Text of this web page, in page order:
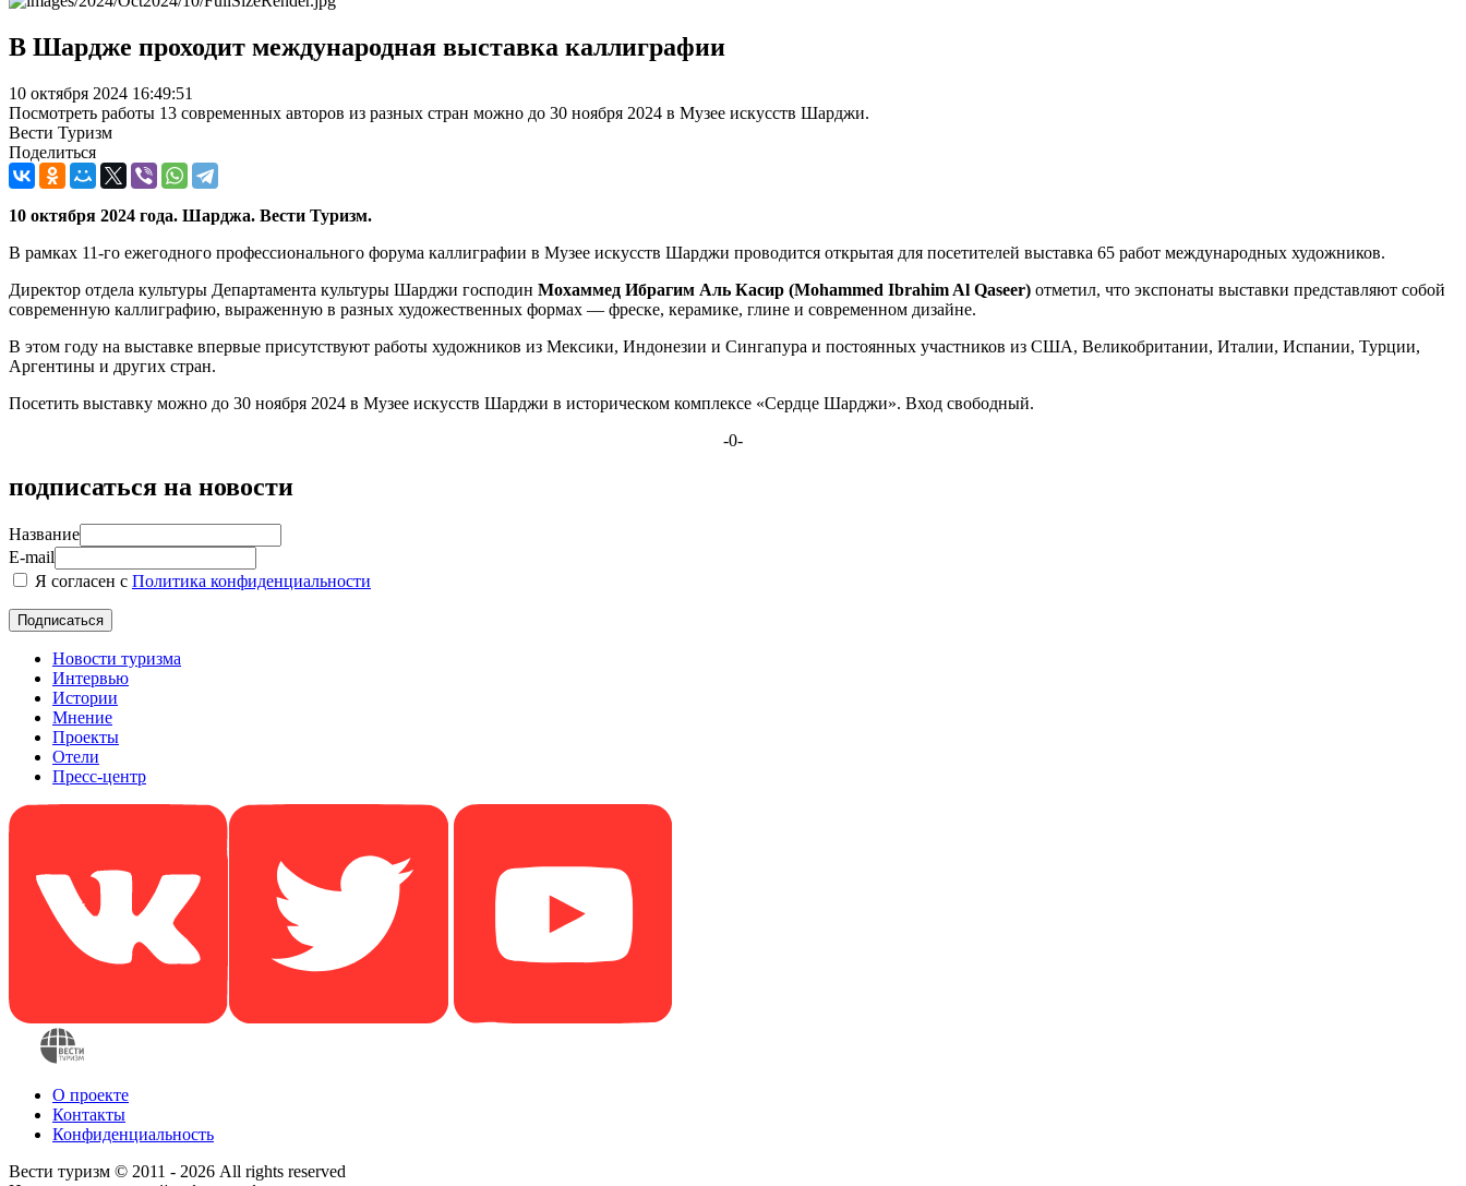
В Шардже проходит международная выставка каллиграфии
10 октября 2024 16:49:51
Посмотреть работы 13 современных авторов из разных стран можно до 30 ноября 2024 в Музее искусств Шарджи.
Вести Туризм
Поделиться
10 октября 2024 года. Шарджа. Вести Туризм.
В рамках 11-го ежегодного профессионального форума каллиграфии в Музее искусств Шарджи проводится открытая для посетителей выставка 65 работ международных художников.
Директор отдела культуры Департамента культуры Шарджи господин Мохаммед Ибрагим Аль Касир (Mohammed Ibrahim Al Qaseer) отметил, что экспонаты выставки представляют собой
современную каллиграфию, выраженную в разных художественных формах — фреске, керамике, глине и современном дизайне.
В этом году на выставке впервые присутствуют работы художников из Мексики, Индонезии и Сингапура и постоянных участников из США, Великобритании, Италии, Испании, Турции,
Аргентины и других стран.
Посетить выставку можно до 30 ноября 2024 в Музее искусств Шарджи в историческом комплексе «Сердце Шарджи». Вход свободный.
-0-
подписаться на новости
Название
E-mail
Я согласен с Политика конфиденциальности
Новости туризма
Интервью
Истории
Мнение
Проекты
Отели
Пресс-центр
О проекте
Контакты
Конфиденциальность
Вести туризм © 2011 - 2026 All rights reserved